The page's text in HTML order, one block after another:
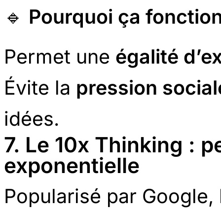
🔹 Pourquoi ça
Permet une égalité
Évite la pression
idées.
7. Le 10x Thinking :
exponentielle
Popularisé par